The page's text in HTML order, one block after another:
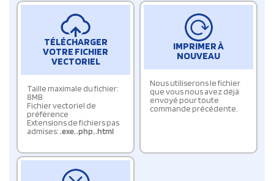
TÉLÉCHARGER
VOTRE FICHIER
VECTORIEL
Taille maximale du fichier:
8MB
Fichier vectoriel de
préférence
Extensions de fichiers pas
admises:.exe,.php,.html
IMPRIMER À
NOUVEAU
Nous utiliserons le fichier
que vous nous avez déjà
envoyé pour toute
commande précédente.